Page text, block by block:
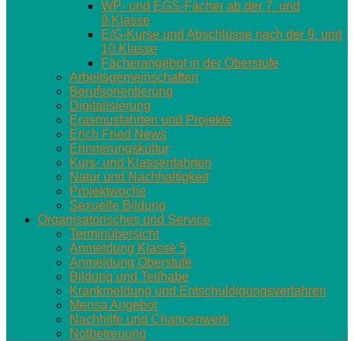
WP- und EGS-Fächer ab der 7. und
9.Klasse
E/G-Kurse und Abschlüsse nach der 9. und
10.Klasse
Fächerangebot in der Oberstufe
Arbeitsgemeinschaften
Berufsorientierung
Digitalisierung
Erasmusfahrten und Projekte
Erich Fried News
Erinnerungskultur
Kurs- und Klassenfahrten
Natur und Nachhaltigkeit
Projektwoche
Sexuelle Bildung
Organisatorisches und Service
Terminübersicht
Anmeldung Klasse 5
Anmeldung Oberstufe
Bildung und Teilhabe
Krankmeldung und Entschuldigungsverfahren
Mensa Angebot
Nachhilfe und Chancenwerk
Notbetreuung